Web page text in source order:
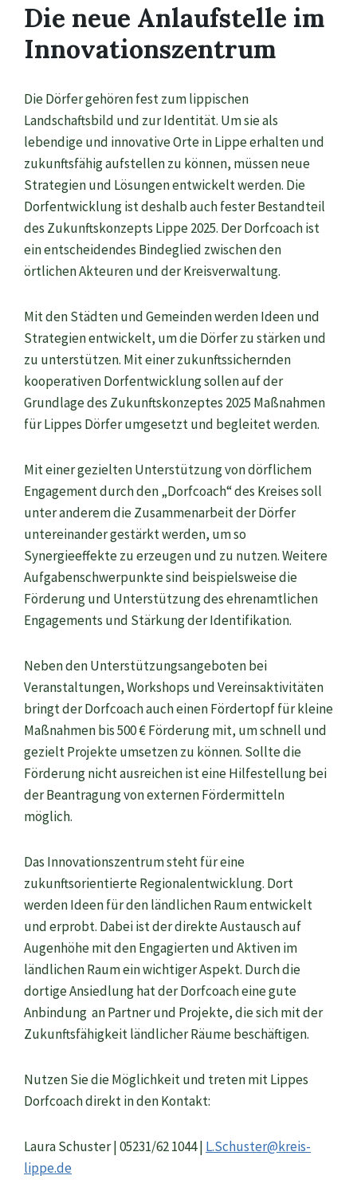
Die neue Anlaufstelle im
Innovationszentrum
Die Dörfer gehören fest zum lippischen
Landschaftsbild und zur Identität. Um sie als
lebendige und innovative Orte in Lippe erhalten und
zukunftsfähig aufstellen zu können, müssen neue
Strategien und Lösungen entwickelt werden. Die
Dorfentwicklung ist deshalb auch fester Bestandteil
des Zukunftskonzepts Lippe 2025. Der Dorfcoach ist
ein entscheidendes Bindeglied zwischen den
örtlichen Akteuren und der Kreisverwaltung.
Mit den Städten und Gemeinden werden Ideen und
Strategien entwickelt, um die Dörfer zu stärken und
zu unterstützen. Mit einer zukunftssichernden
kooperativen Dorfentwicklung sollen auf der
Grundlage des Zukunftskonzeptes 2025 Maßnahmen
für Lippes Dörfer umgesetzt und begleitet werden.
Mit einer gezielten Unterstützung von dörflichem
Engagement durch den „Dorfcoach“ des Kreises soll
unter anderem die Zusammenarbeit der Dörfer
untereinander gestärkt werden, um so
Synergieeffekte zu erzeugen und zu nutzen. Weitere
Aufgabenschwerpunkte sind beispielsweise die
Förderung und Unterstützung des ehrenamtlichen
Engagements und Stärkung der Identifikation.
Neben den Unterstützungsangeboten bei
Veranstaltungen, Workshops und Vereinsaktivitäten
bringt der Dorfcoach auch einen Fördertopf für kleine
Maßnahmen bis 500 € Förderung mit, um schnell und
gezielt Projekte umsetzen zu können. Sollte die
Förderung nicht ausreichen ist eine Hilfestellung bei
der Beantragung von externen Fördermitteln
möglich.
Das Innovationszentrum steht für eine
zukunftsorientierte Regionalentwicklung. Dort
werden Ideen für den ländlichen Raum entwickelt
und erprobt. Dabei ist der direkte Austausch auf
Augenhöhe mit den Engagierten und Aktiven im
ländlichen Raum ein wichtiger Aspekt. Durch die
dortige Ansiedlung hat der Dorfcoach eine gute
Anbindung an Partner und Projekte, die sich mit der
Zukunftsfähigkeit ländlicher Räume beschäftigen.
Nutzen Sie die Möglichkeit und treten mit Lippes
Dorfcoach direkt in den Kontakt:
Laura Schuster | 05231/62 1044 | L.Schuster@kreis-
lippe.de